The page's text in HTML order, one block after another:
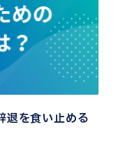
退を食い止める